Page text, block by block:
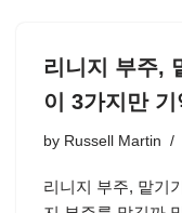
리니지 부주,
이 3가지만
by Russell Martin
리니지 부주, 맡기